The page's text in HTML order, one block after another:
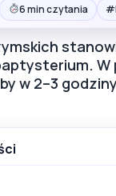
6 min czytania #
w 2–3